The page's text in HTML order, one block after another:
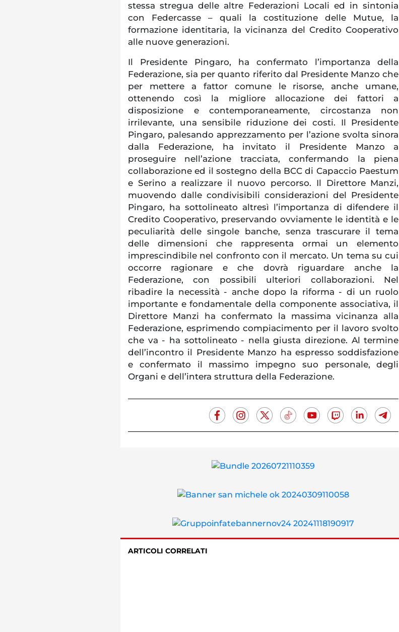
stessa stregua delle altre Federazioni Locali ed in sintonia
con Federcasse – quali la costituzione delle Mutue, la
formazione identitaria, la vicinanza del Credito Cooperativo
alle nuove generazioni.
Il Presidente Pingaro, ha confermato l’importanza della
Federazione, sia per quanto riferito dal Presidente Manzo che
per mettere a fattor comune le risorse, anche umane,
ottenendo così la migliore allocazione dei fattori a
disposizione e contemporaneamente, circostanza non
irrilevante, una sensibile riduzione dei costi. Il Presidente
Pingaro, palesando apprezzamento per l’azione svolta sinora
dalla Federazione, ha invitato il Presidente Manzo a
proseguire nell’azione tracciata, confermando la piena
collaborazione ed il sostegno della BCC di Capaccio Paestum
e Serino a realizzare il nuovo percorso. Il Direttore Manzi,
muovendo dalle condivisibili considerazioni del Presidente
Pingaro, ha sottolineato altresì l’importanza di difendere il
Credito Cooperativo, preservando ovviamente le identità e le
peculiarità delle singole banche, senza trascurare il tema
delle dimensioni che rappresenta ormai un elemento
imprescindibile nel confronto con il mercato. Un tema su cui
occorre ragionare e che dovrà riguardare anche la
Federazione, con possibili ulteriori collaborazioni. Nel
ribadire la necessità - anche dopo la riforma - di un ruolo
importante e fondamentale della componente associativa, il
Direttore Manzi ha confermato la massima vicinanza alla
Federazione, esprimendo compiacimento per il lavoro svolto
che va - ha sottolineato - nella giusta direzione. Al termine
dell’incontro il Presidente Manzo ha espresso soddisfazione
e confermato il massimo impegno suo personale, degli
Organi e dell’intera struttura della Federazione.
ARTICOLI CORRELATI